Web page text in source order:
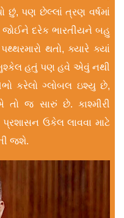
છું, પણ છેલ્લાં ત્રણ વર્ષમાં
દરેક ભારતીયને બહુ
થતો, ક્યારે ક્યાં
હતું પણ હવે એવું નથી
કરેલો ગ્લોબલ ઇશ્યુ છે,
જ સારું છે. કાશ્મીરી
ઉકેલ લાવવા માટે
જશે.